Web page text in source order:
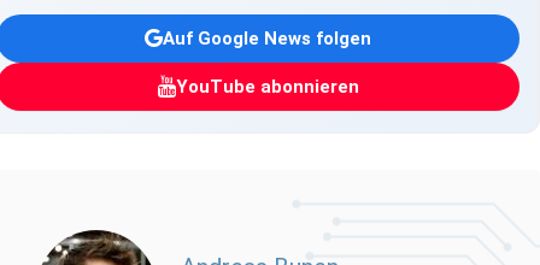
Auf Google News folgen
YouTube abonnieren